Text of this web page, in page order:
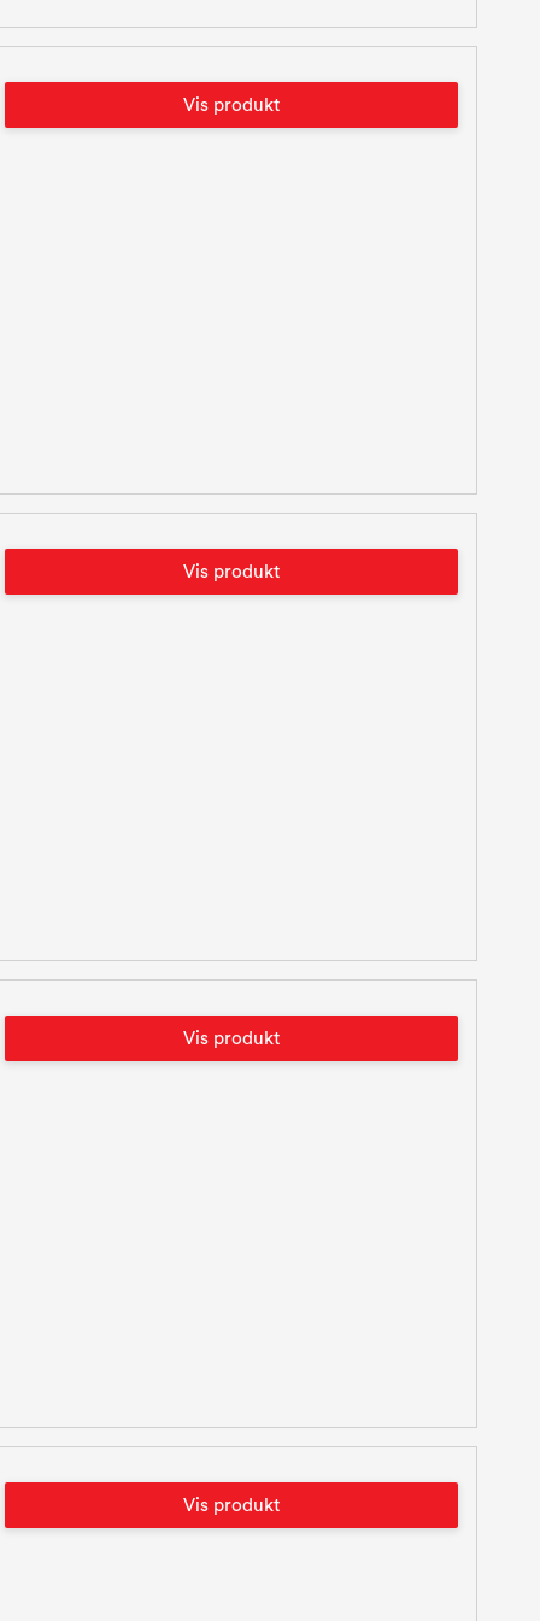
Vis produkt
Vis produkt
Vis produkt
Vis produkt